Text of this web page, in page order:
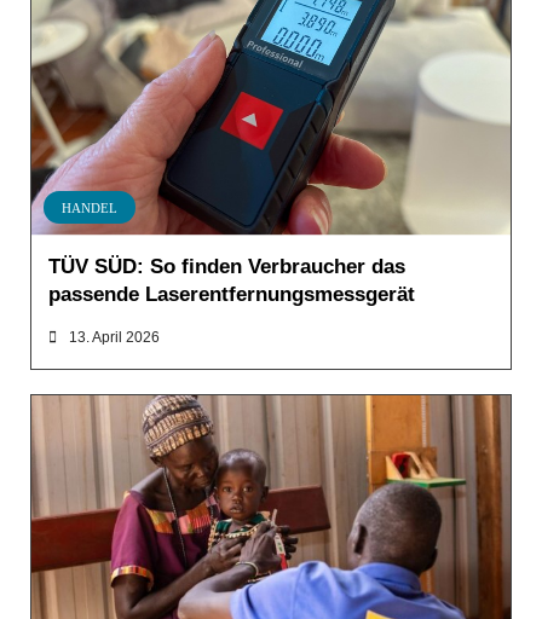
HANDEL
TÜV SÜD: So finden Verbraucher das
passende Laserentfernungsmessgerät
13. April 2026